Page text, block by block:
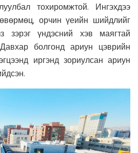
тохиромжтой. Ингэхдээ
орчин үеийн шийдлийг
зэрэг үндэсний хэв маягтай
болгонд ариун цэврийн
иргэнд зориулсан ариун